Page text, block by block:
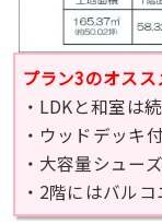
プラン3のオスス
・LDKと和室は
・ウッドデッキ
・大容量シュー
・2階にはバルコ